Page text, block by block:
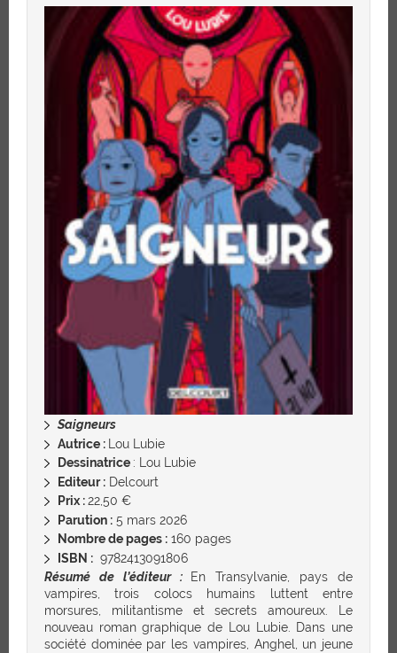
Saigneurs
Autrice : Lou Lubie
Dessinatrice : Lou Lubie
Editeur : Delcourt
Prix :22,50 €
Parution : 5 mars 2026
Nombre de pages : 160 pages
ISBN : 9782413091806
Résumé de l’éditeur : En Transylvanie, pays de
vampires, trois colocs humains luttent entre
morsures, militantisme et secrets amoureux. Le
nouveau roman graphique de Lou Lubie. Dans une
société dominée par les vampires, Anghel, un jeune